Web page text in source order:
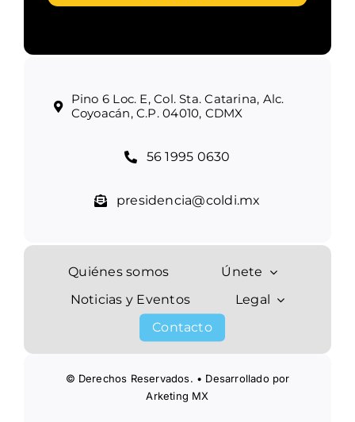
Pino 6 Loc. E, Col. Sta. Catarina, Alc.
Coyoacán, C.P. 04010, CDMX
56 1995 0630
presidencia@coldi.mx
Quiénes somos
Únete
Noticias y Eventos
Legal
Contacto
© Derechos Reservados. • Desarrollado por
Arketing MX